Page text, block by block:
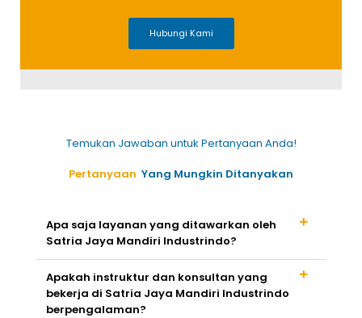
Hubungi Kami
Temukan Jawaban untuk Pertanyaan Anda!
Pertanyaan Yang Mungkin Ditanyakan
Apa saja layanan yang ditawarkan oleh
Satria Jaya Mandiri Industrindo?
Apakah instruktur dan konsultan yang
bekerja di Satria Jaya Mandiri Industrindo
berpengalaman?